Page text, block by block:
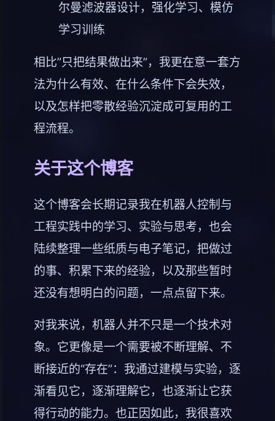
尔曼滤波器设计，强化学习、模仿
学习训练
相比”只把结果做出来”，我更在意一套方
法为什么有效、在什么条件下会失效，
以及怎样把零散经验沉淀成可复用的工
程流程。
关于这个博客
这个博客会长期记录我在机器人控制与
工程实践中的学习、实验与思考，也会
陆续整理一些纸质与电子笔记，把做过
的事、积累下来的经验，以及那些暂时
还没有想明白的问题，一点点留下来。
对我来说，机器人并不只是一个技术对
象。它更像是一个需要被不断理解、不
断接近的“存在”：我通过建模与实验，逐
渐看见它，逐渐理解它，也逐渐让它获
得行动的能力。也正因如此，我很喜欢